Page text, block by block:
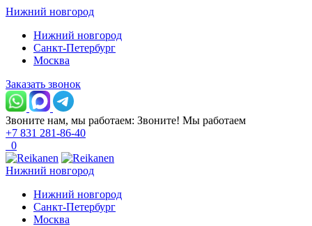
Нижний новгород
Нижний новгород
Санкт-Петербург
Москва
Заказать звонок
Звоните нам, мы работаем: Звоните! Мы работаем
+7 831 281-86-40
0
Нижний новгород
Нижний новгород
Санкт-Петербург
Москва